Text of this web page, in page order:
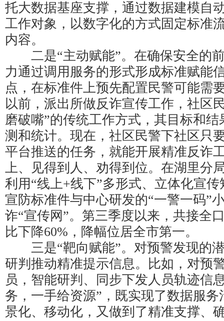
托大数据基座支撑，通过数据建模自
工作对象，以数字化的方式固定标准
内容。
二是“主动赋能”。在确保安全的
力通过调用服务的形式形成标准赋能
点，在标准件上预先配置民警可能需
以前，派出所做反诈宣传工作，社区
磨破嘴”的传统工作方式，其目标和
测和统计。现在，社区民警下社区只
平台推送的任务，就能开展精准反诈
上、见得到人、劝得到位。在湖里分
利用“线上+线下”多形式、立体化宣
宣防标准件与中心研发的“一警一码”
诈“宣传网”。第三季度以来，共接全
比下降60%，降幅位居全市第一。
三是“靶向赋能”。对预警发现的
研判推动精准提示信息。比如，对预
员，智能研判、同步下发人员轨迹信
务，一手给资源”，既实现了数据服
景化、移动化，又做到了精准支撑、